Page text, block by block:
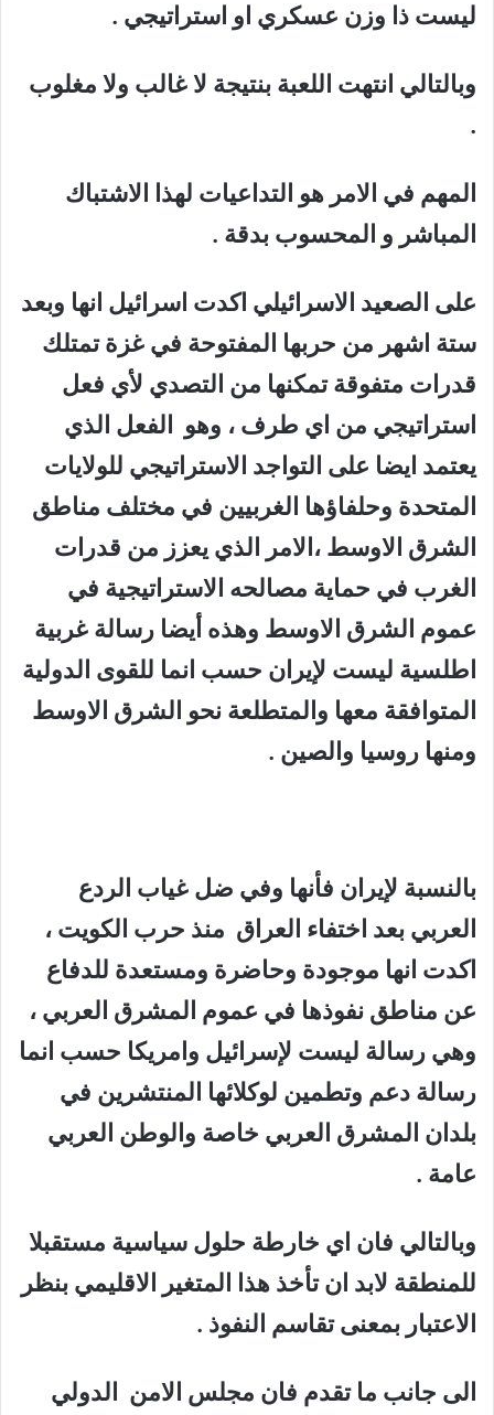
ليست ذا وزن عسكري او استراتيجي .
وبالتالي انتهت اللعبة بنتيجة لا غالب ولا مغلوب
.
المهم في الامر هو التداعيات لهذا الاشتباك
المباشر و المحسوب بدقة .
على الصعيد الاسرائيلي اكدت اسرائيل انها وبعد
ستة اشهر من حربها المفتوحة في غزة تمتلك
قدرات متفوقة تمكنها من التصدي لأي فعل
استراتيجي من اي طرف ، وهو الفعل الذي
يعتمد ايضا على التواجد الاستراتيجي للولايات
المتحدة وحلفاؤها الغربيين في مختلف مناطق
الشرق الاوسط ،الامر الذي يعزز من قدرات
الغرب في حماية مصالحه الاستراتيجية في
عموم الشرق الاوسط وهذه أيضا رسالة غربية
اطلسية ليست لإيران حسب انما للقوى الدولية
المتوافقة معها والمتطلعة نحو الشرق الاوسط
ومنها روسيا والصين .
بالنسبة لإيران فأنها وفي ضل غياب الردع
العربي بعد اختفاء العراق منذ حرب الكويت ،
اكدت انها موجودة وحاضرة ومستعدة للدفاع
عن مناطق نفوذها في عموم المشرق العربي ،
وهي رسالة ليست لإسرائيل وامريكا حسب انما
رسالة دعم وتطمين لوكلائها المنتشرين في
بلدان المشرق العربي خاصة والوطن العربي
عامة .
وبالتالي فان اي خارطة حلول سياسية مستقبلا
للمنطقة لابد ان تأخذ هذا المتغير الاقليمي بنظر
الاعتبار بمعنى تقاسم النفوذ .
الى جانب ما تقدم فان مجلس الامن الدولي